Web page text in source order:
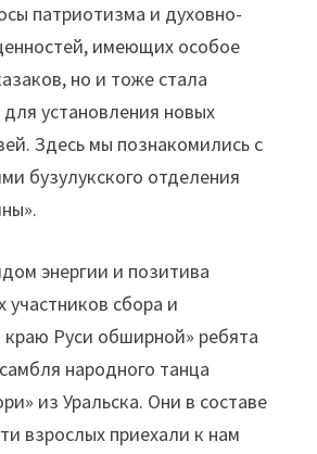
патриотизма и духовно-
имеющих особое
но и тоже стала
установления новых
Здесь мы познакомились с
бузулукского отделения
энергии и позитива
участников сбора и
Руси обширной» ребята
народного танца
из Уральска. Они в составе
взрослых приехали к нам